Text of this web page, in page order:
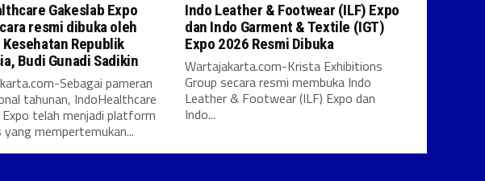
Gakeslab Expo
resmi dibuka oleh
Republik
Budi Gunadi Sadikin
Sebagai pameran
tahunan, IndoHealthcare
Expo telah menjadi platform
mempertemukan...
Indo Leather & Footwear (ILF) Expo
dan Indo Garment & Textile (IGT)
Expo 2026 Resmi Dibuka
Wartajakarta.com-Krista Exhibitions
Group secara resmi membuka Indo
Leather & Footwear (ILF) Expo dan
Indo...